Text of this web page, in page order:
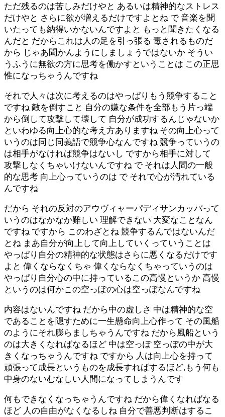
ただ残るのは苦しみだけやと あるいは精神的なストレス
だけやと さらに欲が増えるだけですよとね で 音楽を聞
いたっても納得いかないんですよと もっと聞きたくなる
んだと だからこれは人の足を引っ張る 毒されるものだ
から じゃあ聞かんようにしましょうではないか そうい
うふうに無欲の方に思考を働かすということは この正思
惟になっちゃうんですね
それで人々は次に考えるのはやっぱりもう競争すること
ですね 敵を倒すこと 自分の嫌な条件を全部もう片っ端
から倒して攻撃して壊して 自分が成功するんじゃないか
といわゆる向上心的な考え方ありますね その向上心って
いうのは同じ同義語で競争心なんですね 競争っていうの
は相手がなければ競争はないし ですから相手に対して
攻撃しなくちゃいけないんですね で それは人間の一般
的な思考 向上心っていうのは で それで心が汚れている
んですね
だから それの反対のアウヴィャーパディサンカッパって
いうのはなかなか難しい 理解できない 大変なことなん
ですね ですから このわざとね 競争するんではないんだ
とね まあ自分が向上して向上していくっていうことは
やっぱり自分の精神的な状態はさらに悪くなるだけです
よと 偉くならなくちゃ 偉くならなくちゃっていうのは
やっぱり自分心の中に持っているこの高慢というか 高慢
というのは何かこの空っぽの心は空っぽなんですね
内容はないんですね だから中の虚しさ 中は精神的な空
であることを隠すために一生懸命向上心作って その風船
のようにそれ膨らましちゃうんですね だから風船という
のは大きくなればなるほど 中は空っぽ 空っぽの中が大
きくなっちゃうんですね ですから 人は向上心を持って
頑張って成長というものを成長すればするほど,もう何も
中身のないむなしい人間になってしまうんです
何もできなくなっちゃうんですね だから偉くなればなる
ほど 人の自由がなくなるしね 自分で善悪判断はするこ